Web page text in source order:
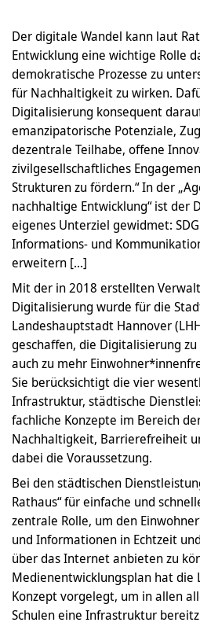
Der digitale Wandel kann laut
Entwicklung eine wichtige Rolle
demokratische Prozesse zu
für Nachhaltigkeit zu wirken.
Digitalisierung konsequent
emanzipatorische Potenziale,
dezentrale Teilhabe, offene
zivilgesellschaftliches
Strukturen zu fördern.“ In der
nachhaltige Entwicklung“ ist der
eigenes Unterziel gewidmet:
Informations- und
erweitern [...]
Mit der in 2018 erstellten
Digitalisierung wurde für die
Landeshauptstadt Hannover
geschaffen, die Digitalisierung
auch zu mehr
Sie berücksichtigt die vier
Infrastruktur, städtische
fachliche Konzepte im Bereich
Nachhaltigkeit, Barrierefreiheit
dabei die Voraussetzung.
Bei den städtischen
Rathaus“ für einfache und
zentrale Rolle, um den
und Informationen in Echtzeit
über das Internet anbieten zu
Medienentwicklungsplan hat die
Konzept vorgelegt, um in allen
Schulen eine Infrastruktur